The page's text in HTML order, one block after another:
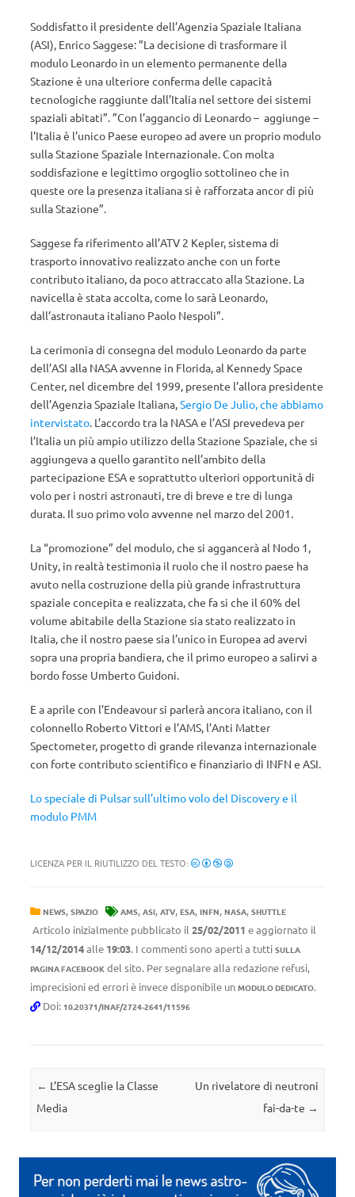
Soddisfatto il presidente dell’Agenzia Spaziale Italiana
(ASI), Enrico Saggese: ”La decisione di trasformare il
modulo Leonardo in un elemento permanente della
Stazione è una ulteriore conferma delle capacità
tecnologiche raggiunte dall’Italia nel settore dei sistemi
spaziali abitati”. ”Con l’aggancio di Leonardo – aggiunge –
l’Italia è l’unico Paese europeo ad avere un proprio modulo
sulla Stazione Spaziale Internazionale. Con molta
soddisfazione e legittimo orgoglio sottolineo che in
queste ore la presenza italiana si è rafforzata ancor di più
sulla Stazione”.
Saggese fa riferimento all’ATV 2 Kepler, sistema di
trasporto innovativo realizzato anche con un forte
contributo italiano, da poco attraccato alla Stazione. La
navicella è stata accolta, come lo sarà Leonardo,
dall’astronauta italiano Paolo Nespoli”.
La cerimonia di consegna del modulo Leonardo da parte
dell’ASI alla NASA avvenne in Florida, al Kennedy Space
Center, nel dicembre del 1999, presente l’allora presidente
dell’Agenzia Spaziale Italiana,Sergio De Julio, che abbiamo
intervistato. L’accordo tra la NASA e l’ASI prevedeva per
l’Italia un più ampio utilizzo della Stazione Spaziale, che si
aggiungeva a quello garantito nell’ambito della
partecipazione ESA e soprattutto ulteriori opportunità di
volo per i nostri astronauti, tre di breve e tre di lunga
durata. Il suo primo volo avvenne nel marzo del 2001.
La “promozione” del modulo, che si aggancerà al Nodo 1,
Unity, in realtà testimonia il ruolo che il nostro paese ha
avuto nella costruzione della più grande infrastruttura
spaziale concepita e realizzata, che fa si che il 60% del
volume abitabile della Stazione sia stato realizzato in
Italia, che il nostro paese sia l’unico in Europea ad avervi
sopra una propria bandiera, che il primo europeo a salirvi a
bordo fosse Umberto Guidoni.
E a aprile con l’Endeavour si parlerà ancora italiano, con il
colonnello Roberto Vittori e l’AMS, l’Anti Matter
Spectometer, progetto di grande rilevanza internazionale
con forte contributo scientifico e finanziario di INFN e ASI.
Lo speciale di Pulsar sull’ultimo volo del Discovery e il
modulo PMM
LICENZA PER IL RIUTILIZZO DEL TESTO:
NEWS, SPAZIO AMS, ASI, ATV, ESA, INFN, NASA, SHUTTLE
Articolo inizialmente pubblicato il 25/02/2011 e aggiornato il
14/12/2014alle 19:03. I commenti sono aperti a tutti SULLA
PAGINA FACEBOOK del sito. Per segnalare alla redazione refusi,
imprecisioni ed errori è invece disponibile un MODULO DEDICATO.
Doi: 10.20371/INAF/2724-2641/11596
Navigazione articolo
← L’ESA sceglie la Classe
Media
Un rivelatore di neutroni
fai-da-te →